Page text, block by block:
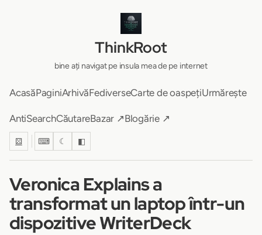
ThinkRoot
bine ați navigat pe insula mea de pe internet
AcasăPaginiArhivăFediverseCarte de oaspețiUrmărește
AntiSearchCăutareBazar ↗Blogărie ↗
⚄ ⌨ ☾ ◧
Veronica Explains a
transformat un laptop într-un
dispozitive WriterDeck